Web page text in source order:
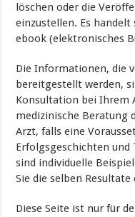
löschen oder die
einzustellen. Es
ebook (elektronisches
Die Informationen, die
bereitgestellt werden,
Konsultation bei Ihrem
medizinische Beratung
Arzt, falls eine
Erfolgsgeschichten und
sind individuelle
Sie die selben
Diese Seite ist nur für